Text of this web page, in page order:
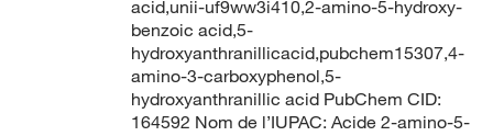
acid,unii-uf9ww3i410,2-amino-5-hydroxy-
benzoic acid,5-
hydroxyanthranillicacid,pubchem15307,4-
amino-3-carboxyphenol,5-
hydroxyanthranillic acid PubChem CID:
164592 Nom de l’IUPAC: Acide 2-amino-5-